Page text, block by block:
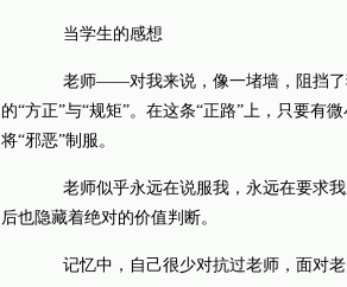
当学生的感想
老师——对我来说，像一堵墙，阻挡了
的“方正”与“规矩”。在这条“正路”上，只要有
将“邪恶”制服。
老师似乎永远在说服我，永远在要求我
后也隐藏着绝对的价值判断。
记忆中，自己很少对抗过老师，面对老